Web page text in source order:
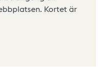
Kortet är